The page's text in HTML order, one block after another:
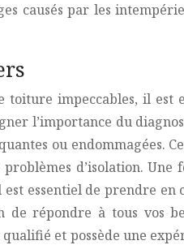
causés par les
toiture impeccables, il
l’importance du
ou endommagées.
d’isolation.
essentiel de prendre en
de répondre à tous
qualifié et possède une